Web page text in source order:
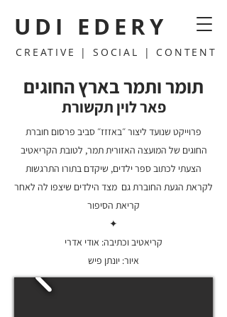
UDI EDERY
CREATIVE | SOCIAL | CONTENT
​תומר ותמר בארץ החוגים
פאר לוין תקשורת
פרוייקט שנועד ליצור ״באזזז״ סביב פרסום חוברת
החוגים של המועצה האזורית תמר, לטובת הקריאטיב
הצעתי לכתוב ספר ילדים, שיקדם בתורו התרגשות
לקראת הגעת החוברת גם מצד הילדים שיצפו לה לאחר
קריאת הסיפור
✦
קריאטיב וכתיבה: אודי אדרי
איור: יונתן פיש